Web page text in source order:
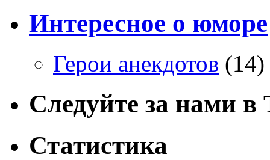
Интересное о юморе
Герои анекдотов (14)
Следуйте за нами
Статистика